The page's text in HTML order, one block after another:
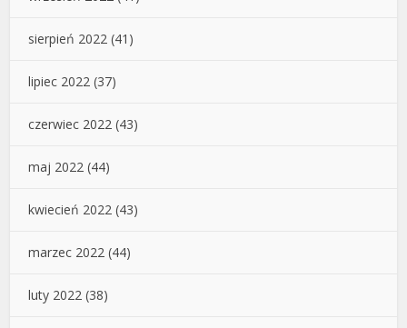
sierpień 2022 (41)
lipiec 2022 (37)
czerwiec 2022 (43)
maj 2022 (44)
kwiecień 2022 (43)
marzec 2022 (44)
luty 2022 (38)